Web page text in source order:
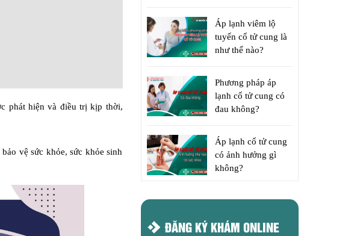
phát hiện và điều trị kịp thời,
vệ sức khỏe, sức khỏe sinh
Áp lạnh viêm lộ
tuyến cổ tử cung là
như thế nào?
Phương pháp áp
lạnh cổ tử cung có
đau không?
Áp lạnh cổ tử cung
có ảnh hưởng gì
không?
ĐĂNG KÝ KHÁM ONLINE